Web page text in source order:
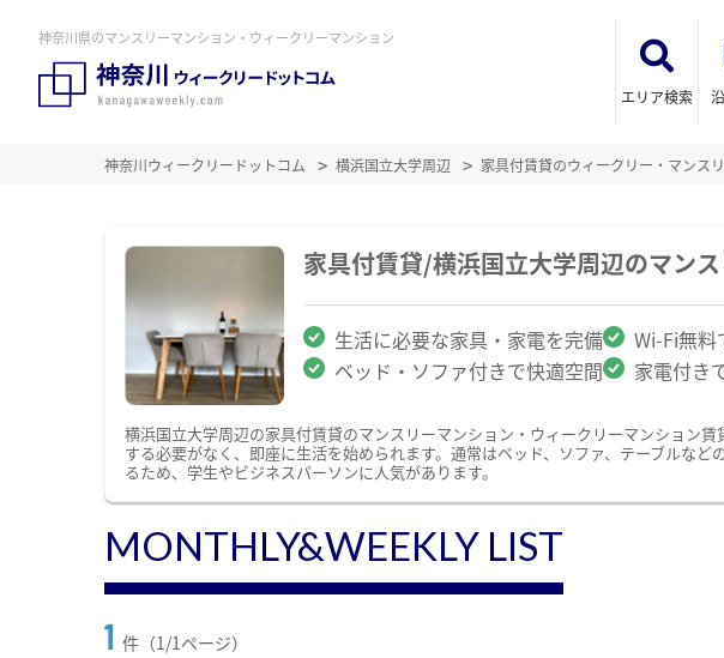
神奈川県のマンスリーマンション・ウィークリーマンション
エリア検索
神奈川ウィークリードットコム 横浜国立大学周辺 家具付賃貸のウィークリー・マンス
家具付賃貸/横浜国立大学周辺のマン
生活に必要な家具・家電を完備 Wi-Fi無料
ベッド・ソファ付きで快適空間
家電付き
横浜国立大学周辺の家具付賃貸のマンスリーマンション・ウィークリーマンション
する必要がなく、即座に生活を始められます。通常はベッド、ソファ、テーブルな
るため、学生やビジネスパーソンに人気があります。
MONTHLY&WEEKLY LIST
1 件（1/1ページ）